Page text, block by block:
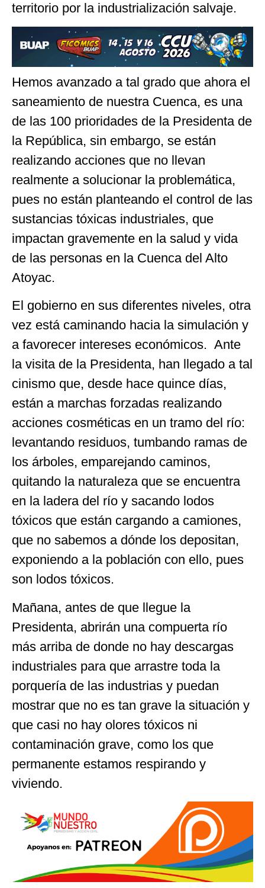
territorio por la industrialización salvaje.
Hemos avanzado a tal grado que ahora el
saneamiento de nuestra Cuenca, es una
de las 100 prioridades de la Presidenta de
la República, sin embargo, se están
realizando acciones que no llevan
realmente a solucionar la problemática,
pues no están planteando el control de las
sustancias tóxicas industriales, que
impactan gravemente en la salud y vida
de las personas en la Cuenca del Alto
Atoyac.
El gobierno en sus diferentes niveles, otra
vez está caminando hacia la simulación y
a favorecer intereses económicos. Ante
la visita de la Presidenta, han llegado a tal
cinismo que, desde hace quince días,
están a marchas forzadas realizando
acciones cosméticas en un tramo del río:
levantando residuos, tumbando ramas de
los árboles, emparejando caminos,
quitando la naturaleza que se encuentra
en la ladera del río y sacando lodos
tóxicos que están cargando a camiones,
que no sabemos a dónde los depositan,
exponiendo a la población con ello, pues
son lodos tóxicos.
Mañana, antes de que llegue la
Presidenta, abrirán una compuerta río
más arriba de donde no hay descargas
industriales para que arrastre toda la
porquería de las industrias y puedan
mostrar que no es tan grave la situación y
que casi no hay olores tóxicos ni
contaminación grave, como los que
permanente estamos respirando y
viviendo.